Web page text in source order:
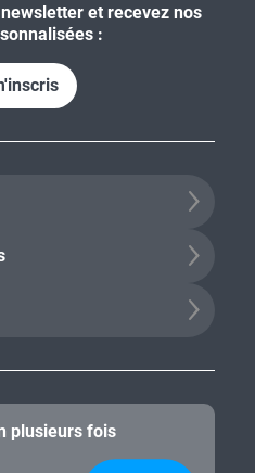
et recevez nos
:
plusieurs fois